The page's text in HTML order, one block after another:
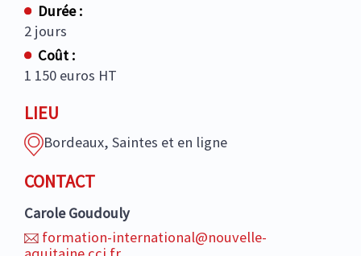
Durée :
2 jours
Coût :
1 150 euros HT
LIEU
Bordeaux, Saintes et en ligne
CONTACT
Carole Goudouly
formation-international@nouvelle-